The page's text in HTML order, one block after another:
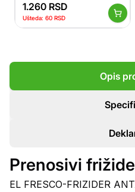
1.260 RSD
Ušteda: 60 RSD
Opis
Prenosivi
EL FRESCO-FRIZIDER